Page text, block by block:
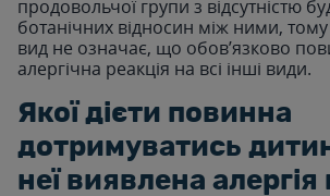
продовольчої групи з відсутністю
ботанічних відносин між ними,
вид не означає, що обов’язково
алергічна реакція на всі інші види.
Якої дієти повинна
дотримуватись
неї виявлена алергія